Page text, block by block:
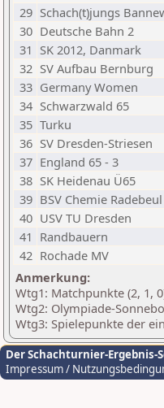
29 Schach(t)jungs
30 Deutsche Bahn 2
31 SK 2012, Danmark
32 SV Aufbau Bernburg
33 Germany Women
34 Schwarzwald 65
35 Turku
36 SV Dresden-Striesen
37 England 65 - 3
38 SK Heidenau Ü65
39 BSV Chemie
40 USV TU Dresden
41 Randbauern
42 Rochade MV
Anmerkung:
Wtg1: Matchpunkte (2, 1,
Wtg2: Olympiade-
Wtg3: Spielepunkte der
Der Schachturnier-Ergebnis-
Impressum /